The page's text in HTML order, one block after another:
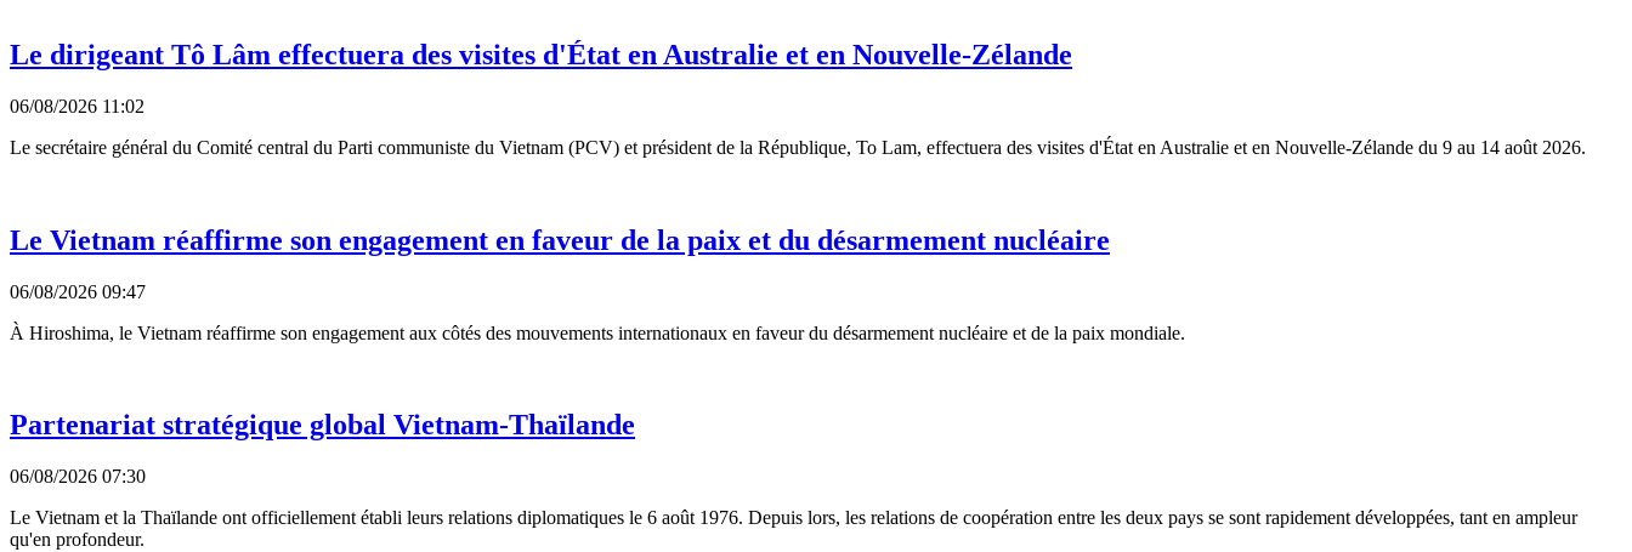
Le dirigeant Tô Lâm effectuera des visites d'État en Australie et en Nouvelle-Zélande
06/08/2026 11:02
Le secrétaire général du Comité central du Parti communiste du Vietnam (PCV) et président de la République, To Lam, effectuera des visites d'État en Australie et en Nouvelle-Zélande du 9 au 14 août 2026.
Le Vietnam réaffirme son engagement en faveur de la paix et du désarmement nucléaire
06/08/2026 09:47
À Hiroshima, le Vietnam réaffirme son engagement aux côtés des mouvements internationaux en faveur du désarmement nucléaire et de la paix mondiale.
Partenariat stratégique global Vietnam-Thaïlande
06/08/2026 07:30
Le Vietnam et la Thaïlande ont officiellement établi leurs relations diplomatiques le 6 août 1976. Depuis lors, les relations de coopération entre les deux pays se sont rapidement développées, tant en ampleur
qu'en profondeur.